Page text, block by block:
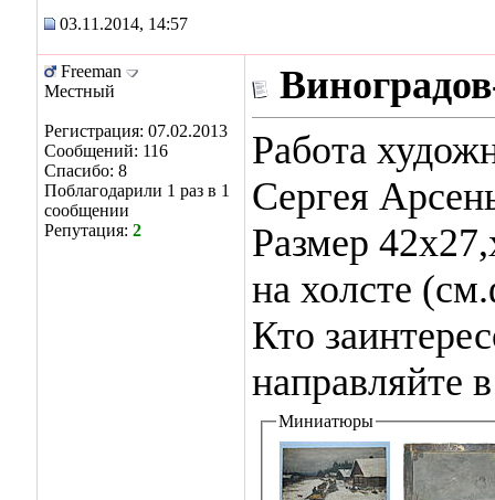
03.11.2014, 14:57
Freeman
Местный
Регистрация: 07.02.2013
Сообщений: 116
Спасибо: 8
Поблагодарили 1 раз в 1
сообщении
Репутация: 2
Работа
Сергея
Размер
на холсте
Кто
направляйте
Миниатюры